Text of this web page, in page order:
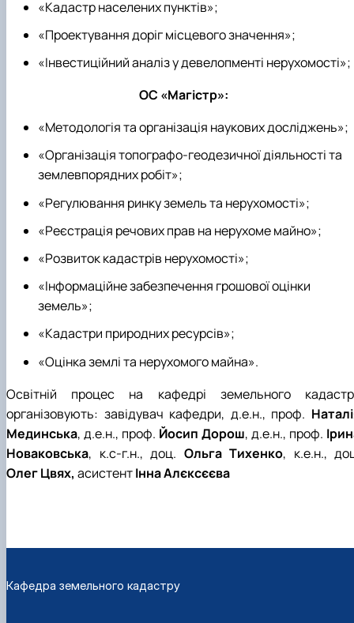
«Кадастр населених пунктів»;
«Проектування доріг місцевого значення»;
«Інвестиційний аналіз у девелопменті нерухомості»;
ОС «Магістр»:
«Методологія та організація наукових досліджень»;
«Організація топографо-геодезичної діяльності та
землевпорядних робіт»;
«Регулювання ринку земель та нерухомості»;
«Реєстрація речових прав на нерухоме майно»;
«Розвиток кадастрів нерухомості»;
«Інформаційне забезпечення грошової оцінки
земель»;
«Кадастри природних ресурсів»;
«Оцінка землі та нерухомого майна».
Освітній процес на кафедрі земельного
організовують: завідувач кафедри, д.е.н., проф.
Мединська, д.е.н., проф. Йосип Дорош, д.е.н., проф.
Новаковська, к.с-г.н., доц. Ольга Тихенко, к.е.н.,
Олег Цвях, асистентІнна Алєксєєва
Кафедра земельного кадастру